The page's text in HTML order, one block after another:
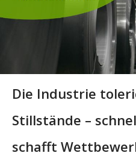
Die Industrie
Stillstände –
schafft